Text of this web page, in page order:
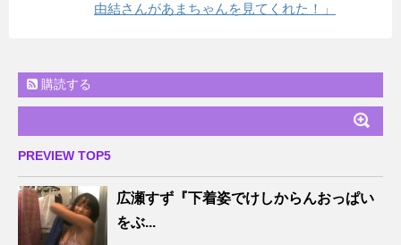
由結さんがあまちゃんを見てくれた！」
購読する
PREVIEW TOP5
広瀬すず『下着姿でけしからんおっぱい
をぶ...